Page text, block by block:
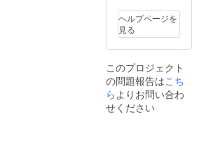
プレー
トのお
名前
は、備
記載さ
れたお
名前が
使用さ
れま
きま
す。 ④
生誕限
定オリ
ネーム
プレー
ト リ
ターン
品の郵
ワース
タンド
に生誕
祭支援
てお名
前を掲
載させ
ていた
だきま
データ
はメー
ルにて
後日お
せてい
ただき
ます。
③のぼ
り旗 当
ヘルプページを
見る
このプロジェクト
の問題報告はこち
らよりお問い合わ
せください